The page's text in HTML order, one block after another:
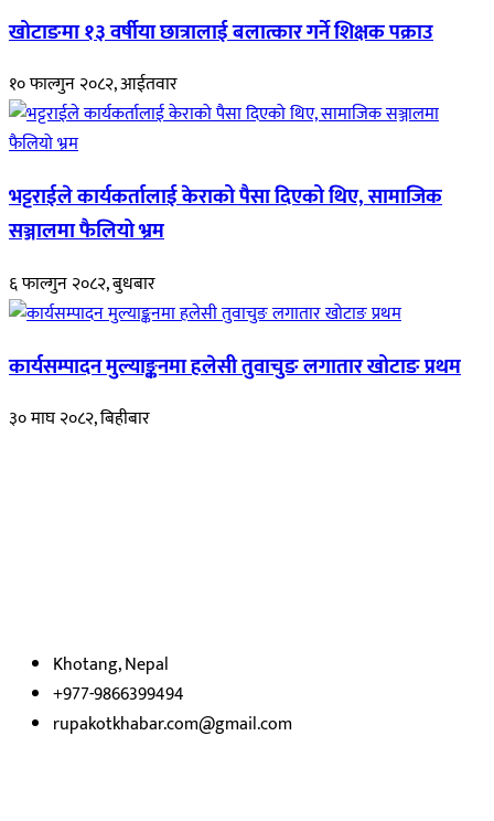
खोटाङमा १३ वर्षीया छात्रालाई बलात्कार गर्ने शिक्षक पक्राउ
१० फाल्गुन २०८२, आईतवार
भट्टराईले कार्यकर्तालाई केराको पैसा दिएको थिए, सामाजिक
सञ्जालमा फैलियो भ्रम
६ फाल्गुन २०८२, बुधबार
कार्यसम्पादन मुल्याङ्कनमा हलेसी तुवाचुङ लगातार खोटाङ प्रथम
३० माघ २०८२, बिहीबार
Khotang, Nepal
+977-9866399494
rupakotkhabar.com@gmail.com